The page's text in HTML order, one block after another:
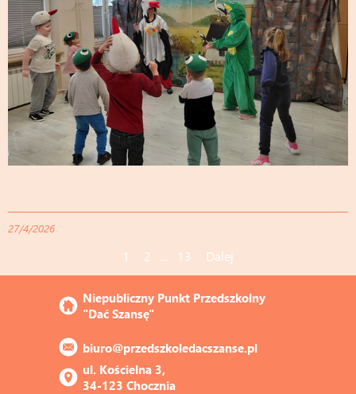
27/4/2026
1 2 ... 13 Dalej
Niepubliczny Punkt Przedszkolny
"Dać Szansę"
ul. Kościelna 3,
34-123 Chocznia
biuro@przedszkoledacszanse.pl